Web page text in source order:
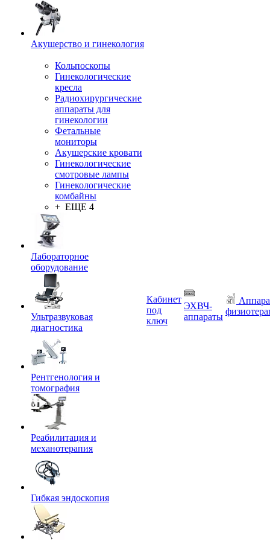
Акушерство и гинекология
Кольпоскопы
Гинекологические
кресла
Радиохирургические
аппараты для
гинекологии
Фетальные
мониторы
Акушерские кровати
Гинекологические
смотровые лампы
Гинекологические
комбайны
+ ЕЩЕ 4
Лабораторное
оборудование
Ультразвуковая
диагностика
Рентгенология и
томография
Реабилитация и
механотерапия
Гибкая эндоскопия
Кабинет
под
ключ
ЭХВЧ-
аппараты